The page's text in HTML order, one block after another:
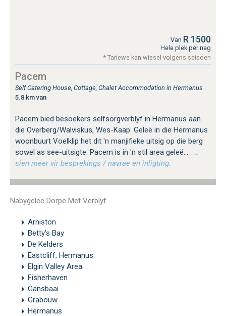
Van R 1500
Hele plek per nag
* Tariewe kan wissel volgens seisoen
Pacem
Self Catering House, Cottage, Chalet Accommodation in Hermanus
5.8 km van
Pacem bied besoekers selfsorgverblyf in Hermanus aan
die Overberg/Walviskus, Wes-Kaap. Geleë in die Hermanus
woonbuurt Voelklip het dit 'n manjifieke uitsig op die berg
sowel as see-uitsigte. Pacem is in 'n stil area geleë...
sien meer vir besprekings / navrae en inligting.
Nabygeleë Dorpe Met Verblyf
Arniston
Betty's Bay
De Kelders
Eastcliff, Hermanus
Elgin Valley Area
Fisherhaven
Gansbaai
Grabouw
Hermanus